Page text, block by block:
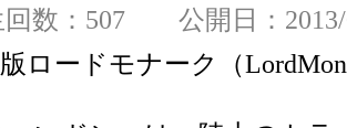
回数：507 公開日：
版ロードモナーク（